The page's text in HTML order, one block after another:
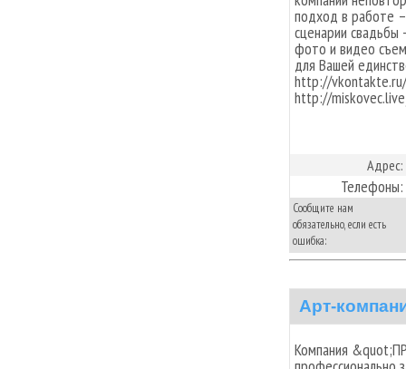
подход в работе
сценарии свадьбы
фото и видео
для Вашей
http://
http://
Адрес:
Телефоны:
Сообщите нам
обязательно, если есть
ошибка:
Арт-
Компания